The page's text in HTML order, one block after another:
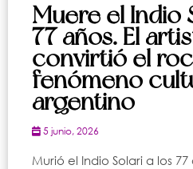
Muere el Indio
77 años. El
convirtió el
fenómeno
argentino
5 junio, 2026
Murió el Indio Solari a los